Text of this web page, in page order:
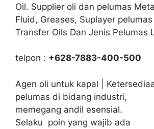
Oil. Supplier oli dan pelumas
Fluid, Greases, Suplayer
Transfer Oils Dan Jenis Pelumas
telpon : +628-7883-400-500
Agen oli untuk kapal |
pelumas di bidang industri,
memegang andil esensial.
Selaku poin yang wajib ada